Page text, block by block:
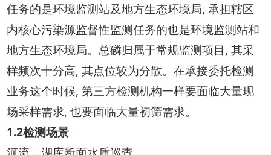
任务的是环境监测站及地方生态环境局, 承担辖区
内核心污染源监督性监测任务的也是环境监测站和
地方生态环境局。总磷归属于常规监测项目, 其采
样频次十分高, 其点位较为分散。在承接委托检测
业务这个时候, 第三方检测机构一样要面临大量现
场采样需求, 也要面临大量初筛需求。
1.2检测场景